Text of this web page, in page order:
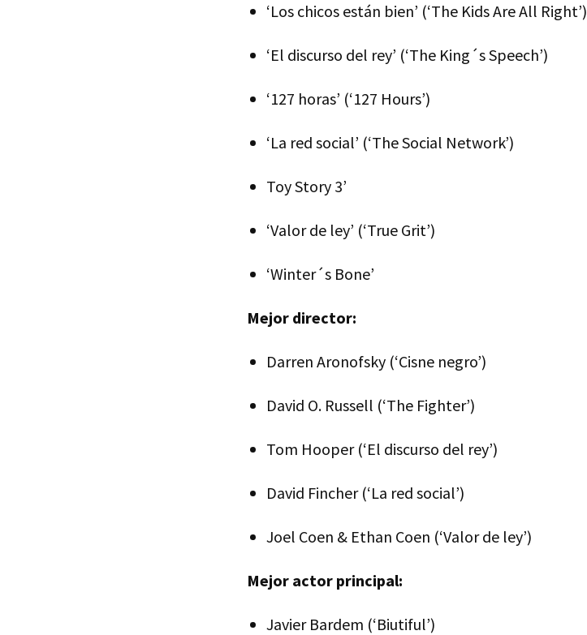
‘Los chicos están bien’ (‘The Kids Are All Right’)
‘El discurso del rey’ (‘The King´s Speech’)
‘127 horas’ (‘127 Hours’)
‘La red social’ (‘The Social Network’)
Toy Story 3’
‘Valor de ley’ (‘True Grit’)
‘Winter´s Bone’
Mejor director:
Darren Aronofsky (‘Cisne negro’)
David O. Russell (‘The Fighter’)
Tom Hooper (‘El discurso del rey’)
David Fincher (‘La red social’)
Joel Coen & Ethan Coen (‘Valor de ley’)
Mejor actor principal:
Javier Bardem (‘Biutiful’)